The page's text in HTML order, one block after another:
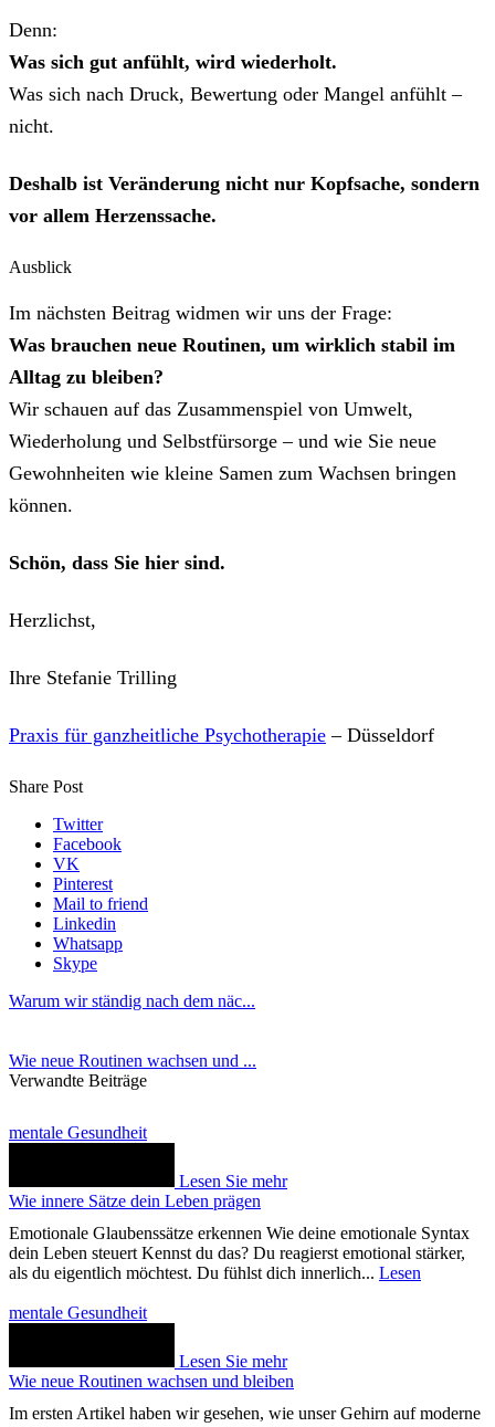
Denn:
Was sich gut anfühlt, wird wiederholt.
Was sich nach Druck, Bewertung oder Mangel anfühlt –
nicht.
Deshalb ist Veränderung nicht nur Kopfsache, sondern
vor allem Herzenssache.
Ausblick
Im nächsten Beitrag widmen wir uns der Frage:
Was brauchen neue Routinen, um wirklich stabil im
Alltag zu bleiben?
Wir schauen auf das Zusammenspiel von Umwelt,
Wiederholung und Selbstfürsorge – und wie Sie neue
Gewohnheiten wie kleine Samen zum Wachsen bringen
können.
Schön, dass Sie hier sind.
Herzlichst,
Ihre Stefanie Trilling
Praxis für ganzheitliche Psychotherapie – Düsseldorf
Share Post
Twitter
Facebook
VK
Pinterest
Mail to friend
Linkedin
Whatsapp
Skype
Warum wir ständig nach dem näc...
Wie neue Routinen wachsen und ...
Verwandte Beiträge
mentale Gesundheit
Lesen Sie mehr
Wie innere Sätze dein Leben prägen
Emotionale Glaubenssätze erkennen Wie deine emotionale Syntax
dein Leben steuert Kennst du das? Du reagierst emotional stärker,
als du eigentlich möchtest. Du fühlst dich innerlich... Lesen
mentale Gesundheit
Lesen Sie mehr
Wie neue Routinen wachsen und bleiben
Im ersten Artikel haben wir gesehen, wie unser Gehirn auf moderne